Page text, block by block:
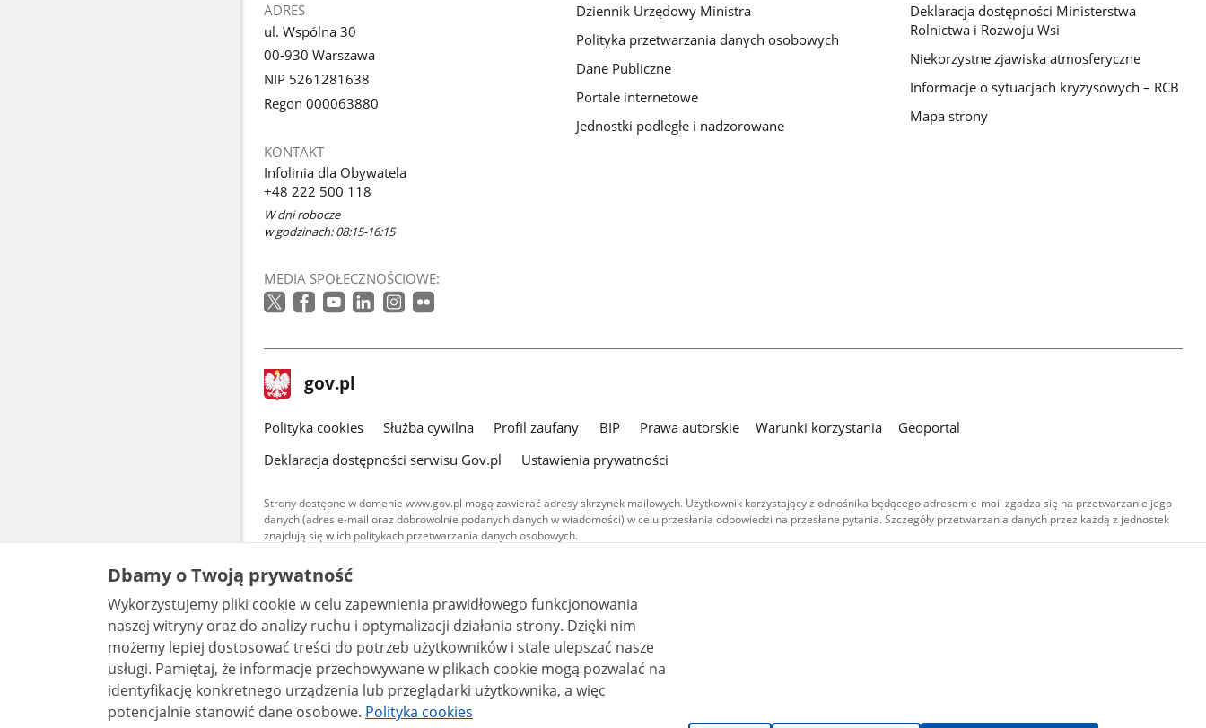
ADRES
ul. Wspólna 30
00-930 Warszawa
NIP 5261281638
Regon 000063880
KONTAKT
Infolinia dla Obywatela
+48 222 500 118
W dni robocze
w godzinach: 08:15-16:15
MEDIA SPOŁECZNOŚCIOWE:
Dziennik Urzędowy Ministra
Polityka przetwarzania danych osobowych
Dane Publiczne
Portale internetowe
Jednostki podległe i nadzorowane
Deklaracja dostępności Ministerstwa
Rolnictwa i Rozwoju Wsi
Niekorzystne zjawiska atmosferyczne
Informacje o sytuacjach kryzysowych – RCB
Mapa strony
stopka
gov.pl Strona
gov.pl
gov.pl
Polityka cookies Służba cywilna Profil zaufany BIP Prawa autorskie Warunki korzystania
Geoportal
Deklaracja dostępności serwisu Gov.pl
Ustawienia prywatności
Strony dostępne w domenie www.gov.pl mogą zawierać adresy skrzynek mailowych. Użytkownik korzystający z odnośnika będącego adresem e-mail zgadza się na przetwarzanie jego
danych (adres e-mail oraz dobrowolnie podanych danych w wiadomości) w celu przesłania odpowiedzi na przesłane pytania. Szczegóły przetwarzania danych przez każdą z jednostek
znajdują się w ich politykach przetwarzania danych osobowych.
Treści tekstowe publikowane w serwisie (z wyłączeniem treści audiowizualnych), są
udostępniane na licencji typu Creative Commons: uznanie autorstwa - na tych samych
warunkach 4.0 (CC BY-SA 4.0). Materiały audiowizualne, w tym zdjęcia, materiały audio i wideo,
są udostępniane na licencji typu Creative Commons: uznanie autorstwa użycie niekomercyjne -
bez utworów zależnych 4.0 (CC BY-NC-ND 4.0), o ile nie jest to stwierdzone inaczej.
Dbamy o Twoją prywatność
Wykorzystujemy pliki cookie w celu zapewnienia prawidłowego funkcjonowania
naszej witryny oraz do analizy ruchu i optymalizacji działania strony. Dzięki nim
możemy lepiej dostosować treści do potrzeb użytkowników i stale ulepszać nasze
usługi. Pamiętaj, że informacje przechowywane w plikach cookie mogą pozwalać na
identyfikację konkretnego urządzenia lub przeglądarki użytkownika, a więc
potencjalnie stanowić dane osobowe. Polityka cookies